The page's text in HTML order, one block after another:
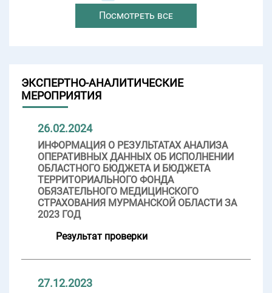
Посмотреть все
ЭКСПЕРТНО-АНАЛИТИЧЕСКИЕ
МЕРОПРИЯТИЯ
26.02.2024
ИНФОРМАЦИЯ О РЕЗУЛЬТАТАХ АНАЛИЗА
ОПЕРАТИВНЫХ ДАННЫХ ОБ ИСПОЛНЕНИИ
ОБЛАСТНОГО БЮДЖЕТА И БЮДЖЕТА
ТЕРРИТОРИАЛЬНОГО ФОНДА
ОБЯЗАТЕЛЬНОГО МЕДИЦИНСКОГО
СТРАХОВАНИЯ МУРМАНСКОЙ ОБЛАСТИ ЗА
2023 ГОД
Результат проверки
27.12.2023